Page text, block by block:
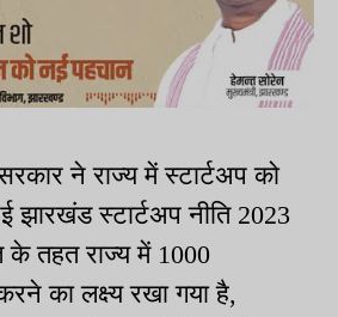
ने राज्य में स्टार्टअप को
झारखंड स्टार्टअप नीति 2023
के तहत राज्य में 1000
का लक्ष्य रखा गया है,